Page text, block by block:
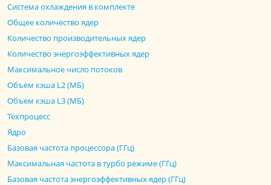
Система охлаждения в комплекте
Общее количество ядер
Количество производительных ядер
Количество энергоэффективных ядер
Максимальное число потоков
Объем кэша L2 (МБ)
Объем кэша L3 (МБ)
Техпроцесс
Ядро
Базовая частота процессора (ГГц)
Максимальная частота в турбо режиме (ГГц)
Базовая частота энергоэффективных ядер (ГГц)